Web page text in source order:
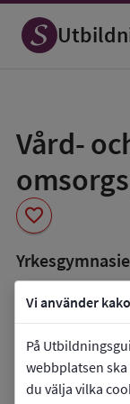
Vi använder
På
webbplatsen
du välja vilka
Vård-
favorite
som
favorit
book_5 Inriktning
Programmet
co_present